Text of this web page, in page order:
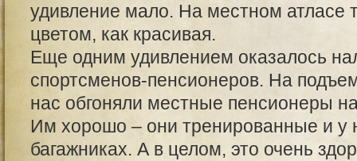
удивление мало. На местном атласе
цветом, как красивая.
Еще одним удивлением оказалось
спортсменов-пенсионеров. На
нас обгоняли местные пенсионеры
Им хорошо – они тренированные и у
багажниках. А в целом, это очень